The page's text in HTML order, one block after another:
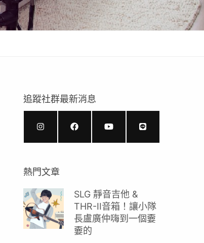
追蹤社群最新消息
熱門文章
SLG 靜音吉他 &
THR-II音箱！讓小隊
長盧廣仲嗨到一個嫑
嫑的